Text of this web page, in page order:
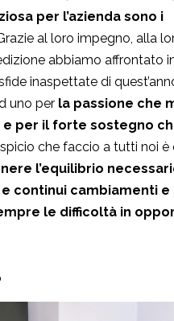
per l’azienda sono i
al loro impegno, alla
abbiamo affrontato
inaspettate di
uno per la passione che
per il forte sostegno
che faccio a tutti noi
l’equilibrio
continui cambiamenti e
le difficoltà in